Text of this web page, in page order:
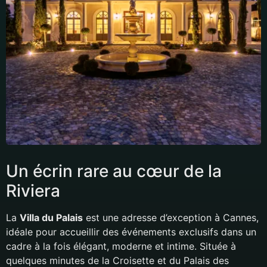
Un écrin rare au cœur de la
Riviera
La Villa du Palais est une adresse d’exception à Cannes,
idéale pour accueillir des événements exclusifs dans un
cadre à la fois élégant, moderne et intime. Située à
quelques minutes de la Croisette et du Palais des